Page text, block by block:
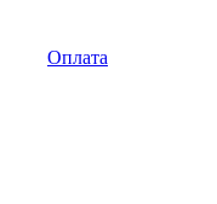
Оплата